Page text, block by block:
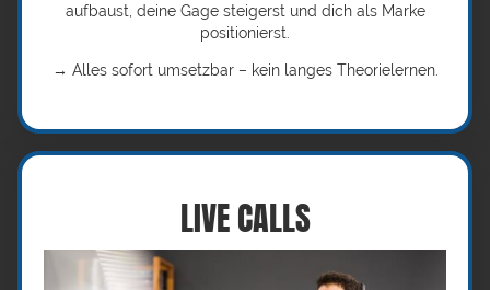
aufbaust, deine Gage steigerst und dich als Marke
positionierst.
→ Alles sofort umsetzbar – kein langes Theorielernen.
LIVE CALLS